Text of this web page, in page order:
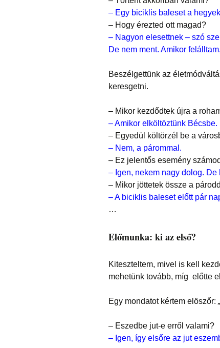
– Egy biciklis baleset a
– Hogy érezted ott magad?
– Nagyon elesettnek – szó
De nem ment. Amikor
Beszélgettünk az
keresgetni.
– Mikor kezdődtek újra a
– Amikor elköltöztünk Bécsbe.
– Egyedül költörzél be a
– Nem, a párommal.
– Ez jelentős esemény
– Igen, nekem nagy dolog.
– Mikor jöttetek össze a
– A biciklis baleset előtt pár
…
Előmunka: ki az első?
Kiteszteltem, mivel is kell
mehetünk tovább, míg előtte
Egy mondatot kértem elöszőr:
– Eszedbe jut-e erről valami?
– Igen, így elsőre az jut